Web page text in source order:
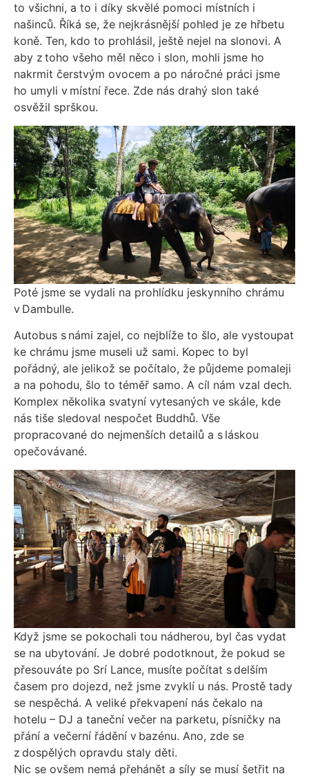
to všichni, a to i díky skvělé pomoci místních i
našinců. Říká se, že nejkrásnější pohled je ze hřbetu
koně. Ten, kdo to prohlásil, ještě nejel na slonovi. A
aby z toho všeho měl něco i slon, mohli jsme ho
nakrmit čerstvým ovocem a po náročné práci jsme
ho umyli v místní řece. Zde nás drahý slon také
osvěžil sprškou.
Poté jsme se vydali na prohlídku jeskynního chrámu
v Dambulle.
Autobus s námi zajel, co nejblíže to šlo, ale vystoupat
ke chrámu jsme museli už sami. Kopec to byl
pořádný, ale jelikož se počítalo, že půjdeme pomaleji
a na pohodu, šlo to téměř samo. A cíl nám vzal dech.
Komplex několika svatyní vytesaných ve skále, kde
nás tiše sledoval nespočet Buddhů. Vše
propracované do nejmenších detailů a s láskou
opečovávané.
Když jsme se pokochali tou nádherou, byl čas vydat
se na ubytování. Je dobré podotknout, že pokud se
přesouváte po Srí Lance, musíte počítat s delším
časem pro dojezd, než jsme zvyklí u nás. Prostě tady
se nespěchá. A veliké překvapení nás čekalo na
hotelu – DJ a taneční večer na parketu, písničky na
přání a večerní řádění v bazénu. Ano, zde se
z dospělých opravdu staly děti.
Nic se ovšem nemá přehánět a síly se musí šetřit na